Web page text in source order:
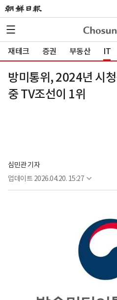
재테크 증권 부동산 IT
방미통위, 2024년 시
중 TV조선이 1위
심민관 기자
업데이트 2026.04.20. 15:27